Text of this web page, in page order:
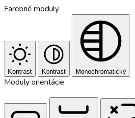
Farebné moduly
Kontrast Kontrast Monochromatický
Moduly orientácie